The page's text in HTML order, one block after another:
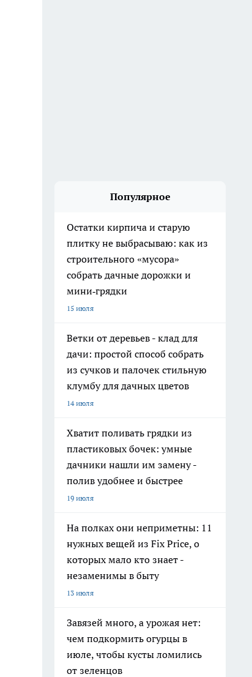
Популярное
Остатки кирпича и старую
плитку не выбрасываю: как из
строительного «мусора»
собрать дачные дорожки и
мини‑грядки
15 июля
Ветки от деревьев - клад для
дачи: простой способ собрать
из сучков и палочек стильную
клумбу для дачных цветов
14 июля
Хватит поливать грядки из
пластиковых бочек: умные
дачники нашли им замену -
полив удобнее и быстрее
19 июля
На полках они неприметны: 11
нужных вещей из Fix Price, о
которых мало кто знает -
незаменимы в быту
13 июля
Завязей много, а урожая нет:
чем подкормить огурцы в
июле, чтобы кусты ломились
от зеленцов